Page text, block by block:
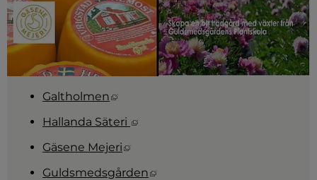
Galtholmen
Hallanda Säteri
Gäsene Mejeri
Guldsmedsgården